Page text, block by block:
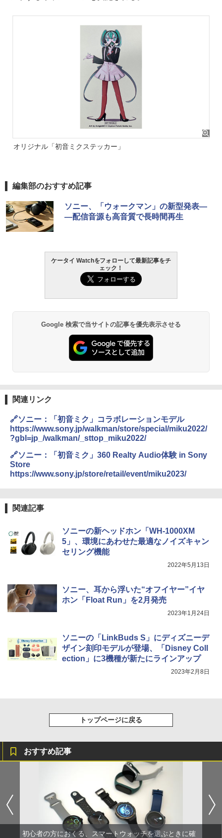
オリジナル「初音ミクステッカー」
編集部のおすすめ記事
ソニー、「ウォークマン」の新型発表―
―配信音源も高音質で長時間再生
ケータイ Watchをフォローして最新記事をチ
ェック！
Google 検索で当サイトの記事を優先表示させる
関連リンク
🔗ソニー：「初音ミク」コラボレーションモデル
https://www.sony.jp/walkman/store/special/miku2022/
?gbl=jp_/walkman/_sttop_miku2022/
🔗ソニー：「初音ミク」360 Realty Audio体験 in Sony
Store
https://www.sony.jp/store/retail/event/miku2023/
関連記事
ソニーの新ヘッドホン「WH-1000XM
5」、環境にあわせた最適なノイズキャン
セリング機能
2022年5月13日
ソニー、耳から浮いた“オフイヤー”イヤ
ホン「Float Run」を2月発売
2023年1月24日
ソニーの「LinkBuds S」にディズニーデ
ザイン刻印モデルが登場、「Disney Coll
ection」に3機種が新たにラインアップ
2023年2月8日
トップページに戻る
おすすめ記事
初心者の方におくる、スマートウォッチを選ぶときに確